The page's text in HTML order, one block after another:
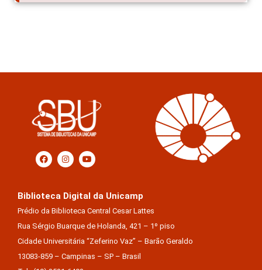
Biblioteca Digital da Unicamp
Prédio da Biblioteca Central Cesar Lattes
Rua Sérgio Buarque de Holanda, 421 – 1º piso
Cidade Universitária “Zeferino Vaz” – Barão Geraldo
13083-859 – Campinas – SP – Brasil